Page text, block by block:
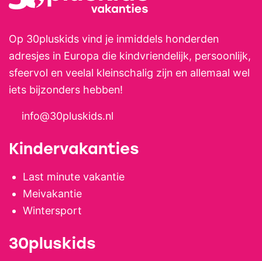
comfortabele appartementen,
met uitzicht over het landschap.
Steeds vaker zijn het stijlvolle,
duurzame plekken waar
aandacht is voor detail, rust en
dit een ideale manier van
alle ruimte om buiten te spelen
en hun eigen gang te gaan,
terwijl jij geniet van rust, ruimte
en tijd voor elkaar. Alles is erop
zonder een vast programma. De
Op 30pluskids vind je inmiddels honderden
adresjes in Europa die kindvriendelijk, persoonlijk,
sfeervol en veelal kleinschalig zijn en allemaal wel
iets bijzonders hebben!
info@30pluskids.nl
Kindervakanties
Last minute vakantie
Meivakantie
Wintersport
30pluskids